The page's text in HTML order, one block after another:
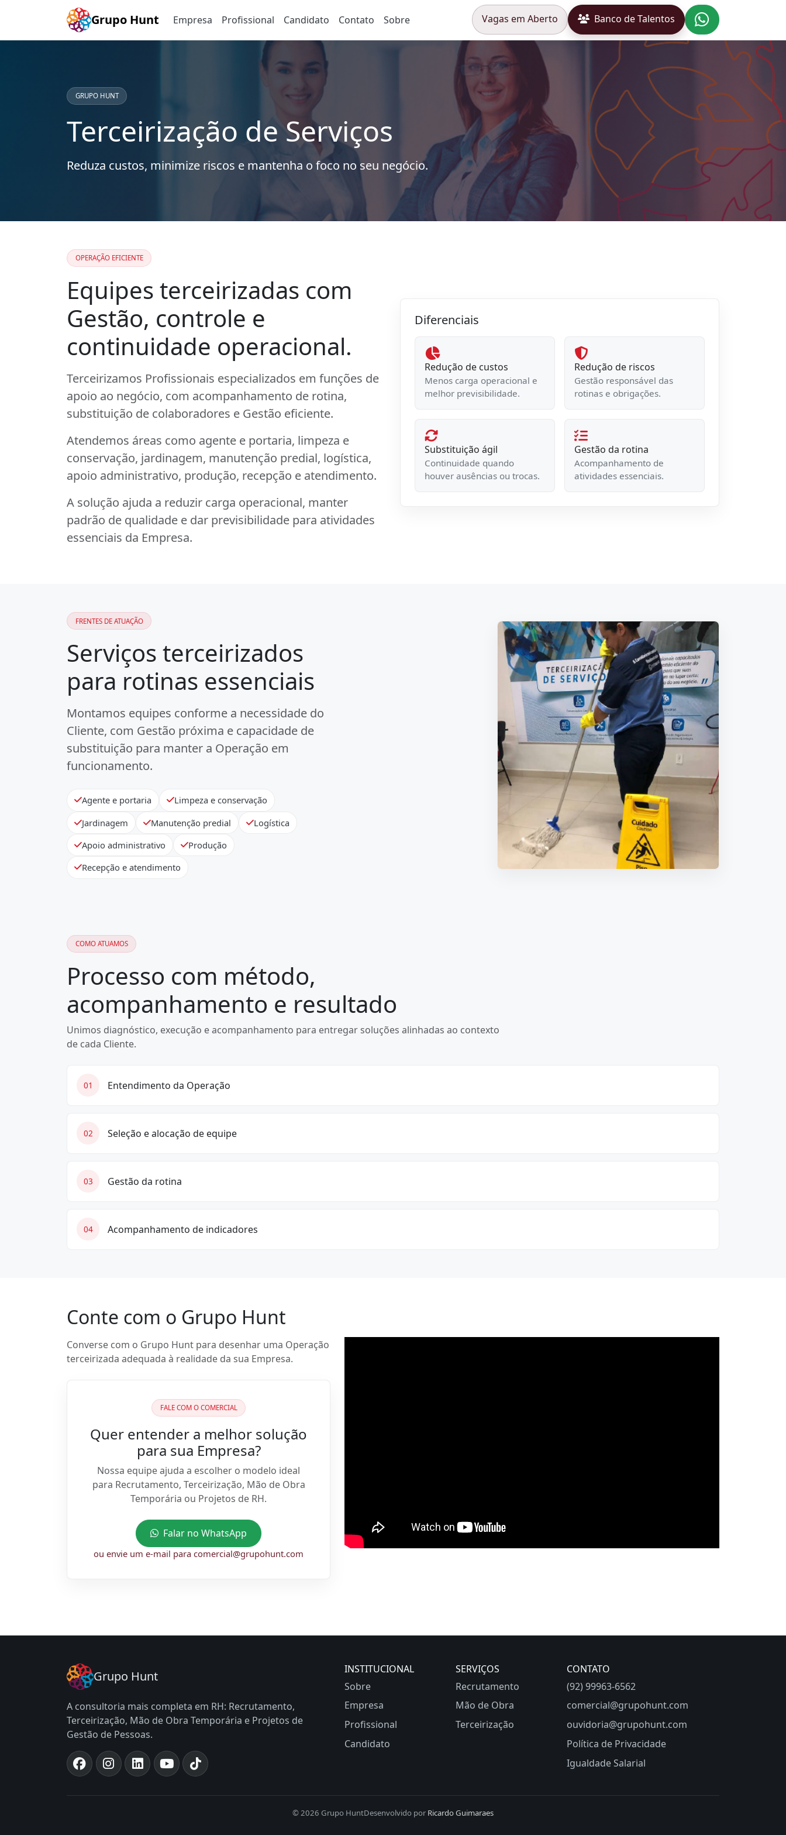
Grupo Hunt Empresa Profissional Candidato Contato Sobre Vagas em Aberto Banco de Talentos
GRUPO HUNT
Terceirização de Serviços
Reduza custos, minimize riscos e mantenha o foco no seu negócio.
OPERAÇÃO EFICIENTE
Equipes terceirizadas com
Gestão, controle e
continuidade operacional.
Terceirizamos Profissionais especializados em funções de
apoio ao negócio, com acompanhamento de rotina,
substituição de colaboradores e Gestão eficiente.
Atendemos áreas como agente e portaria, limpeza e
conservação, jardinagem, manutenção predial, logística,
apoio administrativo, produção, recepção e atendimento.
A solução ajuda a reduzir carga operacional, manter
padrão de qualidade e dar previsibilidade para atividades
essenciais da Empresa.
Diferenciais
Redução de custos
Menos carga operacional e
melhor previsibilidade.
Redução de riscos
Gestão responsável das
rotinas e obrigações.
Substituição ágil
Continuidade quando
houver ausências ou trocas.
Gestão da rotina
Acompanhamento de
atividades essenciais.
FRENTES DE ATUAÇÃO
Serviços terceirizados
para rotinas essenciais
Montamos equipes conforme a necessidade do
Cliente, com Gestão próxima e capacidade de
substituição para manter a Operação em
funcionamento.
Agente e portaria
Limpeza e conservação
Jardinagem
Manutenção predial
Logística
Apoio administrativo
Produção
Recepção e atendimento
COMO ATUAMOS
Processo com método,
acompanhamento e resultado
Unimos diagnóstico, execução e acompanhamento para entregar soluções alinhadas ao contexto
de cada Cliente.
01 Entendimento da Operação
02 Seleção e alocação de equipe
03 Gestão da rotina
04 Acompanhamento de indicadores
Conte com o Grupo Hunt
Converse com o Grupo Hunt para desenhar uma Operação
terceirizada adequada à realidade da sua Empresa.
FALE COM O COMERCIAL
Quer entender a melhor solução
para sua Empresa?
Nossa equipe ajuda a escolher o modelo ideal
para Recrutamento, Terceirização, Mão de Obra
Temporária ou Projetos de RH.
Falar no WhatsApp
ou envie um e-mail para comercial@grupohunt.com
Grupo Hunt
A consultoria mais completa em RH: Recrutamento,
Terceirização, Mão de Obra Temporária e Projetos de
Gestão de Pessoas.
INSTITUCIONAL
Sobre
Empresa
Profissional
Candidato
SERVIÇOS
Recrutamento
Mão de Obra
Terceirização
CONTATO
(92) 99963-6562
comercial@grupohunt.com
ouvidoria@grupohunt.com
Política de Privacidade
Igualdade Salarial
© 2026 Grupo HuntDesenvolvido por Ricardo Guimaraes